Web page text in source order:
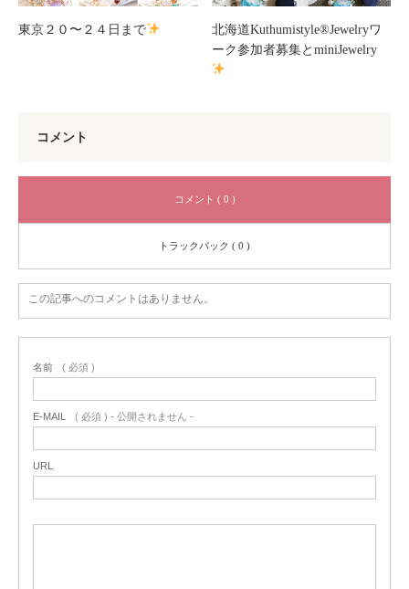
東京２０〜２４日まで
北海道Kuthumistyle®Jewelryワ
ーク参加者募集とminiJewelry
コメント
コメント ( 0 )
トラックバック ( 0 )
この記事へのコメントはありません。
名前 ( 必須 )
E-MAIL ( 必須 ) - 公開されません -
URL